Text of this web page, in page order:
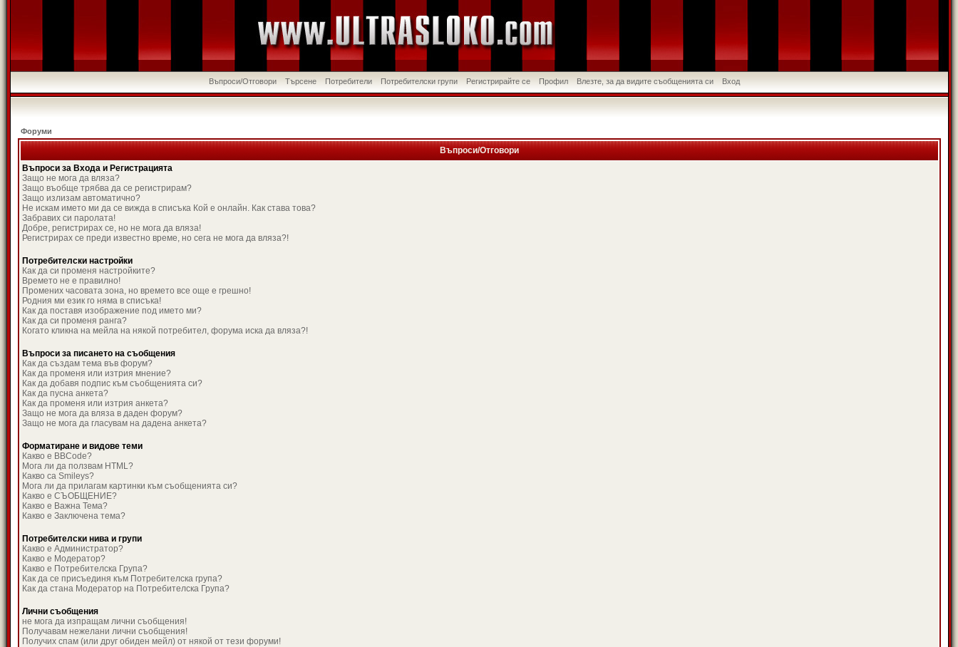
Въпроси/Отговори Търсене Потребители Потребителски групи Регистрирайте се Профил Влезте, за да видите съобщенията си Вход
Форуми
Въпроси/Отговори
Въпроси за Входа и Регистрацията
Защо не мога да вляза?
Защо въобще трябва да се регистрирам?
Защо излизам автоматично?
Не искам името ми да се вижда в списъка Кой е онлайн. Как става това?
Забравих си паролата!
Добре, регистрирах се, но не мога да вляза!
Регистрирах се преди известно време, но сега не мога да вляза?!
Потребителски настройки
Как да си променя настройките?
Времето не е правилно!
Промених часовата зона, но времето все още е грешно!
Родния ми език го няма в списъка!
Как да поставя изображение под името ми?
Как да си променя ранга?
Когато кликна на мейла на някой потребител, форума иска да вляза?!
Въпроси за писането на съобщения
Как да създам тема във форум?
Как да променя или изтрия мнение?
Как да добавя подпис към съобщенията си?
Как да пусна анкета?
Как да променя или изтрия анкета?
Защо не мога да вляза в даден форум?
Защо не мога да гласувам на дадена анкета?
Форматиране и видове теми
Какво е BBCode?
Мога ли да ползвам HTML?
Какво са Smileys?
Мога ли да прилагам картинки към съобщенията си?
Какво е СЪОБЩЕНИЕ?
Какво е Важна Тема?
Какво е Заключена тема?
Потребителски нива и групи
Какво е Администратор?
Какво е Модератор?
Какво е Потребителска Група?
Как да се присъединя към Потребителска група?
Как да стана Модератор на Потребителска Група?
Лични съобщения
не мога да изпращам лични съобщения!
Получавам нежелани лични съобщения!
Получих спам (или друг обиден мейл) от някой от тези форуми!